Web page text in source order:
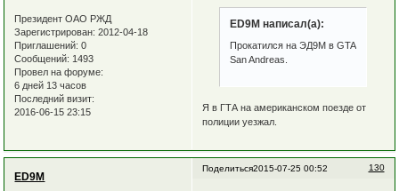
Президент ОАО РЖД
Зарегистрирован: 2012-04-18
Приглашений: 0
Сообщений: 1493
Провел на форуме:
6 дней 13 часов
Последний визит:
2016-06-15 23:15
ED9M написал(а):
Прокатился на ЭД9М в GTA
San Andreas.
Я в ГТА на американском поезде от
полиции уезжал.
Поделиться 130
2015-07-25 00:52
ED9M